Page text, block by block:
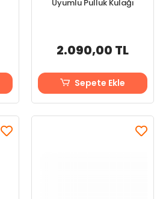
Uyumlu Pulluk Kulağı
2.090,00 TL
Sepete Ekle